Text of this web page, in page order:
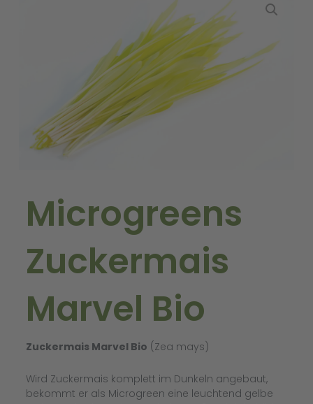
Microgreens
Zuckermais
Marvel Bio
Zuckermais Marvel Bio (Zea mays)
Wird Zuckermais komplett im Dunkeln angebaut,
bekommt er als Microgreen eine leuchtend gelbe